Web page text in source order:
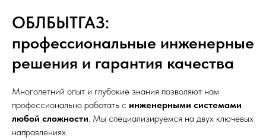
ОБЛБЫТГАЗ:
профессиональные инженерные
решения и гарантия качества
Многолетний опыт и глубокие знания позволяют нам
профессионально работать с инженерными системами
любой сложности. Мы специализируемся на двух ключевых
направлениях: